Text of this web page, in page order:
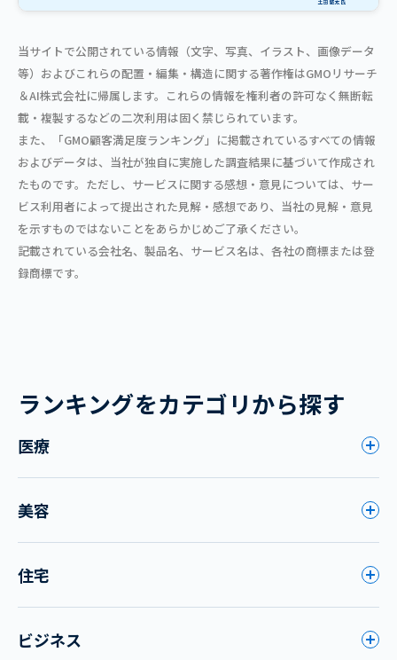
当サイトで公開されている情報（文字、写真、イラスト、画像データ
等）およびこれらの配置・編集・構造に関する著作権はGMOリサーチ
＆AI株式会社に帰属します。これらの情報を権利者の許可なく無断転
載・複製するなどの二次利用は固く禁じられています。
また、「GMO顧客満足度ランキング」に掲載されているすべての情報
およびデータは、当社が独自に実施した調査結果に基づいて作成され
たものです。ただし、サービスに関する感想・意見については、サー
ビス利用者によって提出された見解・感想であり、当社の見解・意見
を示すものではないことをあらかじめご了承ください。
記載されている会社名、製品名、サービス名は、各社の商標または登
録商標です。
ランキングをカテゴリから探す
医療
美容
住宅
ビジネス